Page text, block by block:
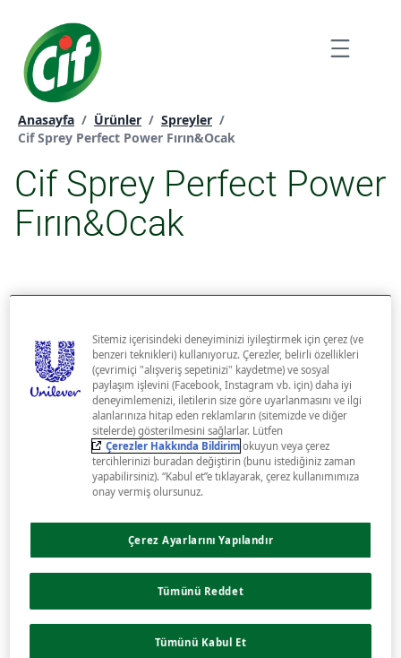
Anasayfa / Ürünler / Spreyler /
Geçerli sayfa:
Cif Sprey Perfect Power Fırın&Ocak
Cif Sprey Perfect Power
Fırın&Ocak
Sitemiz içerisindeki deneyiminizi iyileştirmek için çerez (ve
benzeri teknikleri) kullanıyoruz. Çerezler, belirli özellikleri
(çevrimiçi "alışveriş sepetinizi" kaydetme) ve sosyal
paylaşım işlevini (Facebook, Instagram vb. için) daha iyi
deneyimlemenizi, iletilerin size göre uyarlanmasını ve ilgi
alanlarınıza hitap eden reklamların (sitemizde ve diğer
sitelerde) gösterilmesini sağlarlar. Lütfen
Çerezler Hakkında Bildirim okuyun veya çerez
tercihlerinizi buradan değiştirin (bunu istediğiniz zaman
yapabilirsiniz). “Kabul et”e tıklayarak, çerez kullanımımıza
onay vermiş olursunuz.
Çerez Ayarlarını Yapılandır
Tümünü Reddet
Tümünü Kabul Et